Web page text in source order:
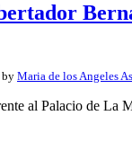
by Maria de los Angeles
al Palacio de La